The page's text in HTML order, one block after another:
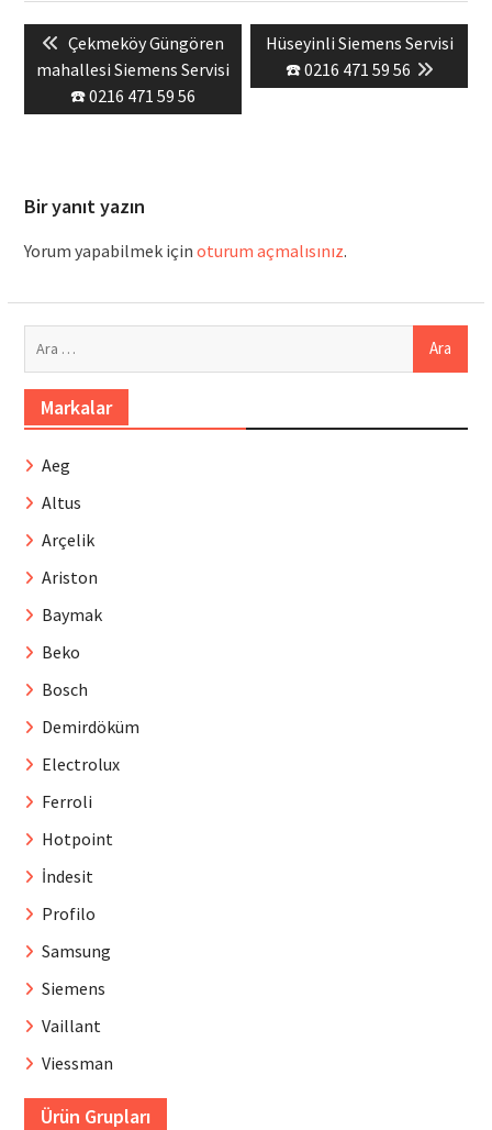
gezinmesi
Previous
post:
Çekmeköy Güngören
mahallesi Siemens Servisi
☎️ 0216 471 59 56
Next
post:
Hüseyinli Siemens Servisi
☎️ 0216 471 59 56
Bir yanıt yazın
Yorum yapabilmek için oturum açmalısınız.
Markalar
Aeg
Altus
Arçelik
Ariston
Baymak
Beko
Bosch
Demirdöküm
Electrolux
Ferroli
Hotpoint
İndesit
Profilo
Samsung
Siemens
Vaillant
Viessman
Ürün Grupları